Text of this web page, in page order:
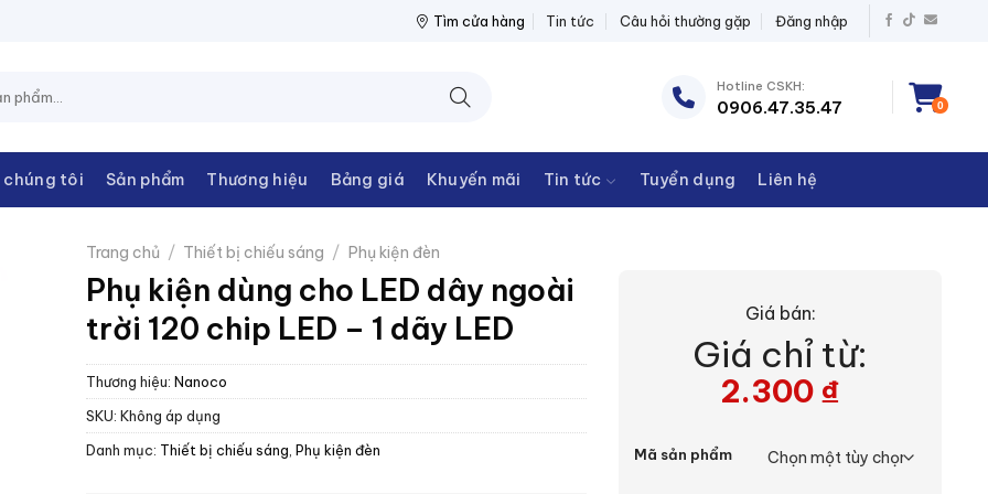
THANH CHÂU NPP THIẾT BỊ ĐIỆN THANH CHÂU
Tìm cửa hàng Tin tức Câu hỏi thường gặp Đăng nhập
Hotline CSKH:
0906.47.35.47 0
chúng tôi Sản phẩm Thương hiệu Bảng giá Khuyến mãi Tin tức Tuyển dụng Liên hệ
Trang chủ / Thiết bị chiếu sáng / Phụ kiện đèn
Phụ kiện dùng cho LED dây ngoài
trời 120 chip LED – 1 dãy LED
Thương hiệu: Nanoco
SKU: Không áp dụng
Danh mục: Thiết bị chiếu sáng Phụ kiện đèn
Giá bán:
Giá chỉ từ:
2.300 ₫
Mã sản phẩm